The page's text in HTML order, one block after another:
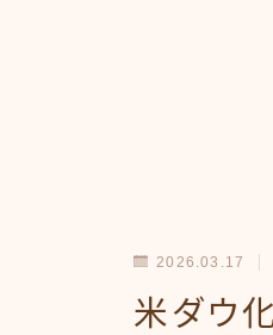
2026.03.17
米ダウ